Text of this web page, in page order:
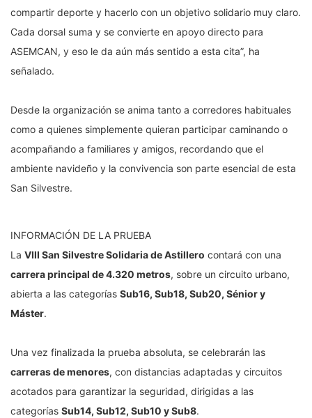
compartir deporte y hacerlo con un objetivo solidario muy claro.
Cada dorsal suma y se convierte en apoyo directo para
ASEMCAN, y eso le da aún más sentido a esta cita”, ha
señalado.
Desde la organización se anima tanto a corredores habituales
como a quienes simplemente quieran participar caminando o
acompañando a familiares y amigos, recordando que el
ambiente navideño y la convivencia son parte esencial de esta
San Silvestre.
INFORMACIÓN DE LA PRUEBA
La VIII San Silvestre Solidaria de Astillero contará con una
carrera principal de 4.320 metros, sobre un circuito urbano,
abierta a las categorías Sub16, Sub18, Sub20, Sénior y
Máster.
Una vez finalizada la prueba absoluta, se celebrarán las
carreras de menores, con distancias adaptadas y circuitos
acotados para garantizar la seguridad, dirigidas a las
categorías Sub14, Sub12, Sub10 y Sub8.